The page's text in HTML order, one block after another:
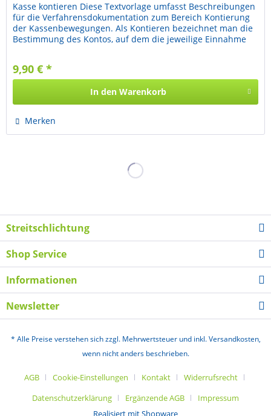
Kasse kontieren Diese Textvorlage umfasst Beschreibungen
für die Verfahrensdokumentation zum Bereich Kontierung
der Kassenbewegungen. Als Kontieren bezeichnet man die
Bestimmung des Kontos, auf dem die jeweilige Einnahme
9,90 € *
In den Warenkorb
Merken
Streitschlichtung
Shop Service
Informationen
Newsletter
* Alle Preise verstehen sich zzgl. Mehrwertsteuer und inkl. Versandkosten,
wenn nicht anders beschrieben.
AGB Cookie-Einstellungen Kontakt
Widerrufsrecht
Datenschutzerklärung
Ergänzende AGB
Impressum
Realisiert mit Shopware